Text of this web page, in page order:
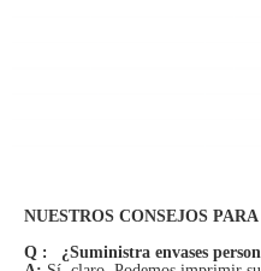
NUESTROS CONSEJOS
Q :
¿Suministra envases